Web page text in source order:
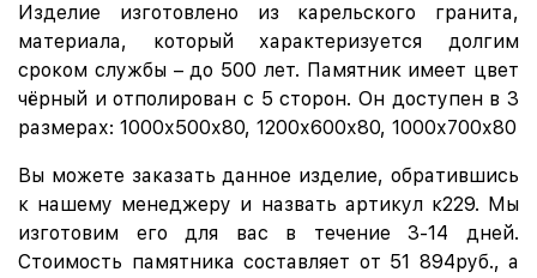
Изделие изготовлено из карельского гранита,
материала, который характеризуется долгим
сроком службы – до 500 лет. Памятник имеет цвет
чёрный и отполирован с 5 сторон. Он доступен в 3
размерах: 1000х500х80, 1200х600х80, 1000х700х80
Вы можете заказать данное изделие, обратившись
к нашему менеджеру и назвать артикул к229. Мы
изготовим его для вас в течение 3-14 дней.
Стоимость памятника составляет от 51 894руб., а